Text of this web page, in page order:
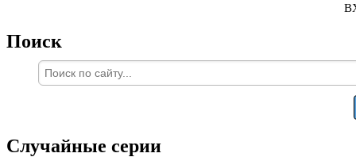
Поиск
Случайные серии